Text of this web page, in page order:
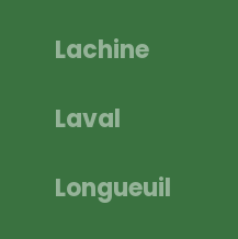
Lachine
Laval
Longueuil